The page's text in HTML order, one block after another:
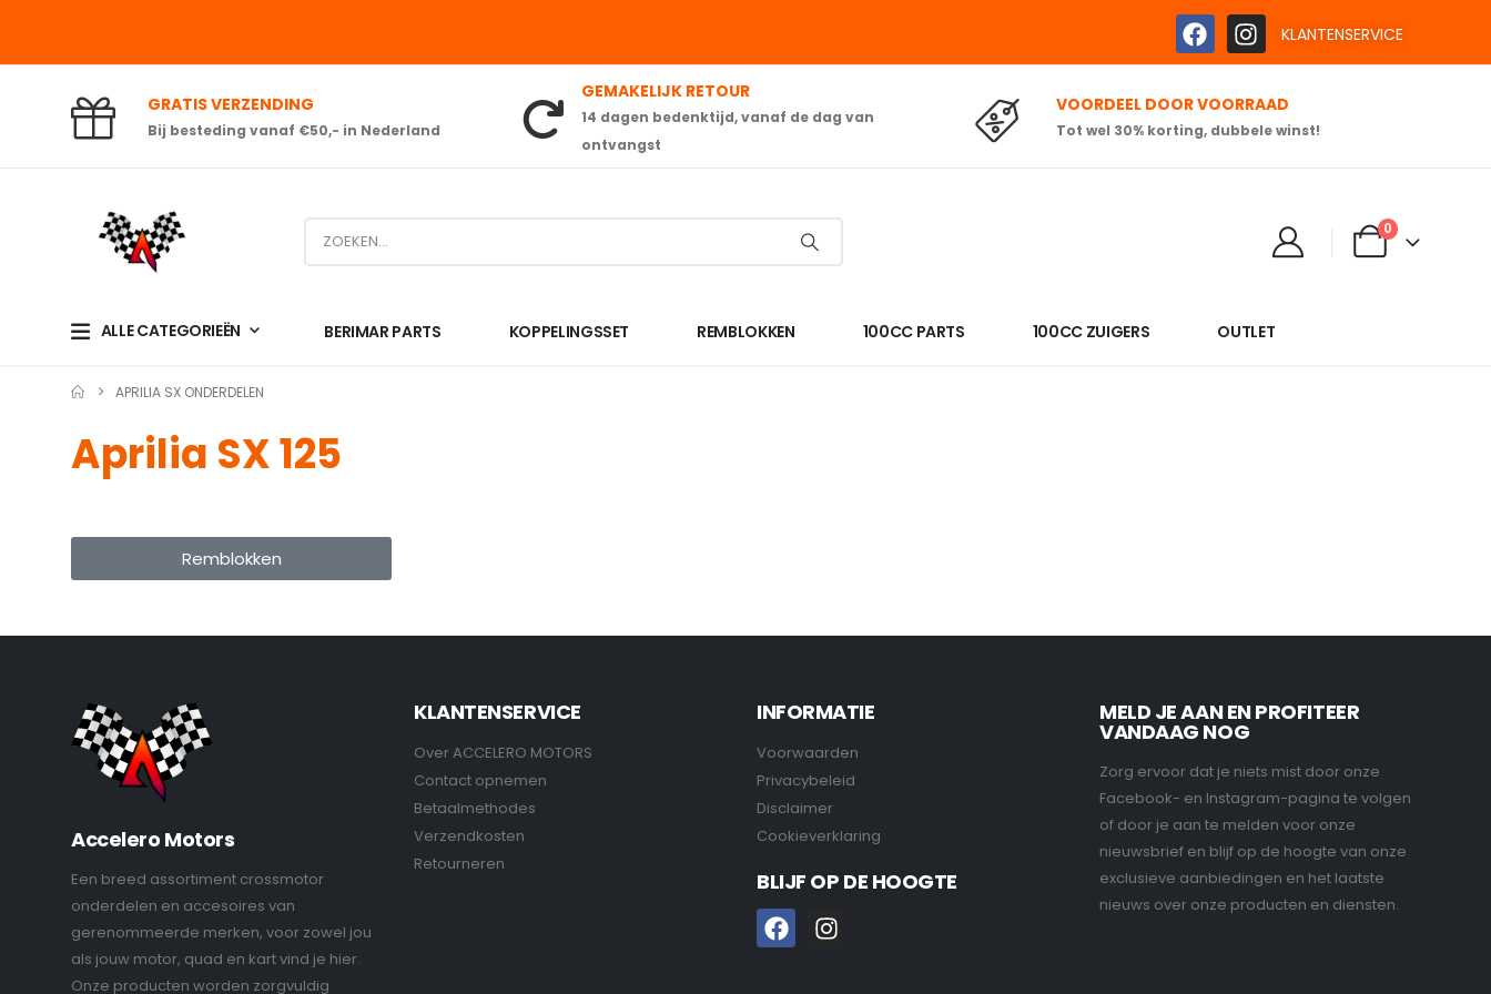
KLANTENSERVICE
GRATIS VERZENDING
Bij besteding vanaf €50,- in Nederland
GEMAKELIJK RETOUR
14 dagen bedenktijd, vanaf de dag van
ontvangst
VOORDEEL DOOR VOORRAAD
Tot wel 30% korting, dubbele winst!
0
ALLE CATEGORIEËN BERIMAR PARTS KOPPELINGSSET REMBLOKKEN 100CC PARTS 100CC ZUIGERS OUTLET
APRILIA SX ONDERDELEN
Aprilia SX 125
Remblokken
Accelero Motors
Een breed assortiment crossmotor
onderdelen en accesoires van
gerenommeerde merken, voor zowel jou
als jouw motor, quad en kart vind je hier.
Onze producten worden zorgvuldig
KLANTENSERVICE
Over ACCELERO MOTORS
Contact opnemen
Betaalmethodes
Verzendkosten
Retourneren
INFORMATIE
Voorwaarden
Privacybeleid
Disclaimer
Cookieverklaring
BLIJF OP DE HOOGTE
MELD JE AAN EN PROFITEER
VANDAAG NOG
Zorg ervoor dat je niets mist door onze
Facebook- en Instagram-pagina te volgen
of door je aan te melden voor onze
nieuwsbrief en blijf op de hoogte van onze
exclusieve aanbiedingen en het laatste
nieuws over onze producten en diensten.